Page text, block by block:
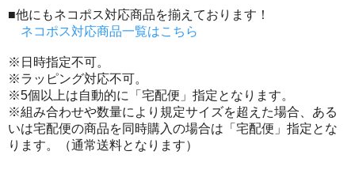
■他にもネコポス対応商品を揃えております！
ネコポス対応商品一覧はこちら
※日時指定不可。
※ラッピング対応不可。
※5個以上は自動的に「宅配便」指定となります。
※組み合わせや数量により規定サイズを超えた場合、ある
いは宅配便の商品を同時購入の場合は「宅配便」指定とな
ります。（通常送料となります）